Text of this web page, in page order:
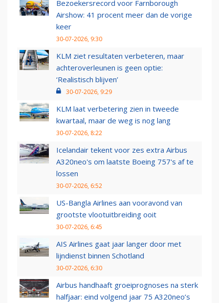
Bezoekersrecord voor Farnborough
Airshow: 41 procent meer dan de vorige
keer
30-07-2026, 9:30
KLM ziet resultaten verbeteren, maar
achteroverleunen is geen optie:
‘Realistisch blijven’
30-07-2026, 9:29
KLM laat verbetering zien in tweede
kwartaal, maar de weg is nog lang
30-07-2026, 8:22
Icelandair tekent voor zes extra Airbus
A320neo's om laatste Boeing 757's af te
lossen
30-07-2026, 6:52
US-Bangla Airlines aan vooravond van
grootste vlootuitbreiding ooit
30-07-2026, 6:45
AIS Airlines gaat jaar langer door met
lijndienst binnen Schotland
30-07-2026, 6:30
Airbus handhaaft groeiprognoses na sterk
halfjaar: eind volgend jaar 75 A320neo’s